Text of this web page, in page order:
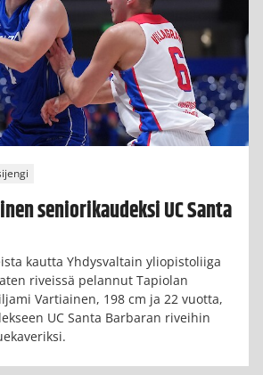
seniorikaudeksi UC Santa
kautta Yhdysvaltain yliopistoliiga
riveissä pelannut Tapiolan
Vartiainen, 198 cm ja 22 vuotta,
UC Santa Barbaran riveihin